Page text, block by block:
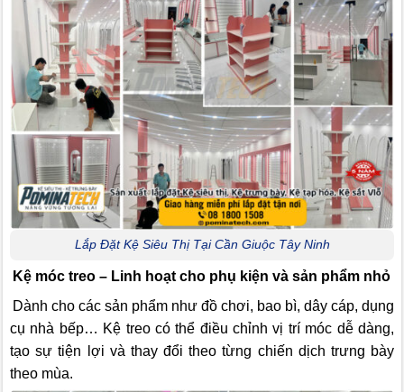
Lắp Đặt Kệ Siêu Thị Tại Cần Giuộc Tây Ninh
Kệ móc treo – Linh hoạt cho phụ kiện và sản phẩm nhỏ
Dành cho các sản phẩm như đồ chơi, bao bì, dây cáp, dụng
cụ nhà bếp… Kệ treo có thể điều chỉnh vị trí móc dễ dàng,
tạo sự tiện lợi và thay đổi theo từng chiến dịch trưng bày
theo mùa.